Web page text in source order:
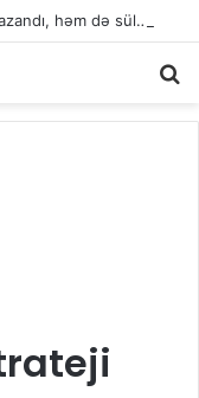
“Prezident İlham Əliyev müharibəni qazandı, həm də sülhü qazandı!”